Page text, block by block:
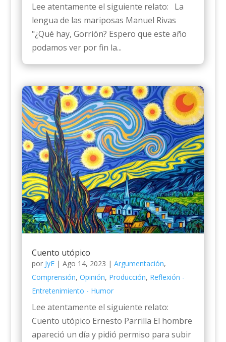
Lee atentamente el siguiente relato: La
lengua de las mariposas Manuel Rivas
"¿Qué hay, Gorrión? Espero que este año
podamos ver por fin la...
Cuento utópico
por JyE| Ago 14, 2023 | Argumentación,
Comprensión, Opinión, Producción, Reflexión -
Entretenimiento - Humor
Lee atentamente el siguiente relato:
Cuento utópico Ernesto Parrilla El hombre
apareció un día y pidió permiso para subir